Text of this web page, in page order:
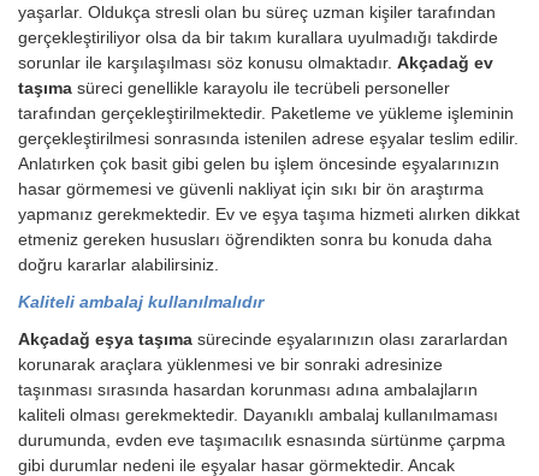
yaşarlar. Oldukça stresli olan bu süreç uzman kişiler tarafından
gerçekleştiriliyor olsa da bir takım kurallara uyulmadığı takdirde
sorunlar ile karşılaşılması söz konusu olmaktadır. Akçadağ ev
taşıma süreci genellikle karayolu ile tecrübeli personeller
tarafından gerçekleştirilmektedir. Paketleme ve yükleme işleminin
gerçekleştirilmesi sonrasında istenilen adrese eşyalar teslim edilir.
Anlatırken çok basit gibi gelen bu işlem öncesinde eşyalarınızın
hasar görmemesi ve güvenli nakliyat için sıkı bir ön araştırma
yapmanız gerekmektedir. Ev ve eşya taşıma hizmeti alırken dikkat
etmeniz gereken hususları öğrendikten sonra bu konuda daha
doğru kararlar alabilirsiniz.
Kaliteli ambalaj kullanılmalıdır
Akçadağ eşya taşıma sürecinde eşyalarınızın olası zararlardan
korunarak araçlara yüklenmesi ve bir sonraki adresinize
taşınması sırasında hasardan korunması adına ambalajların
kaliteli olması gerekmektedir. Dayanıklı ambalaj kullanılmaması
durumunda, evden eve taşımacılık esnasında sürtünme çarpma
gibi durumlar nedeni ile eşyalar hasar görmektedir. Ancak